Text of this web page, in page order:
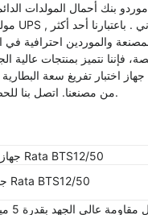
موردو بنك أحمال المولدات
بنك تحميل UPS , . باعتبارنا أحد أكثر
والموردين احترافية في
فإننا نتميز بمنتجات
جهاز اختبار تفريغ سعة
من مصنعنا. اتصل بنا للحصول على عرض الأسعار.
جهاز اختبار تفريغ البطارية Rata BTS12/50